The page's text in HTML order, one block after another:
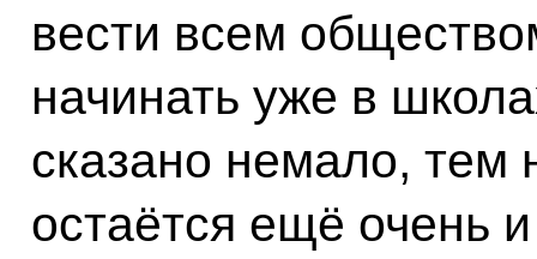
вести всем
начинать уже в
сказано немало, тем
остаётся ещё очень